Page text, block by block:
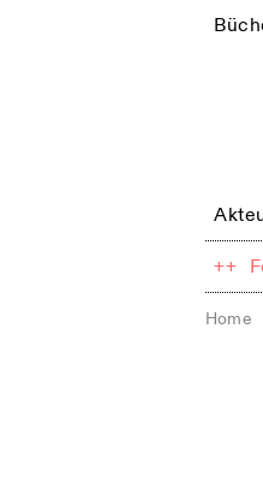
++
Home